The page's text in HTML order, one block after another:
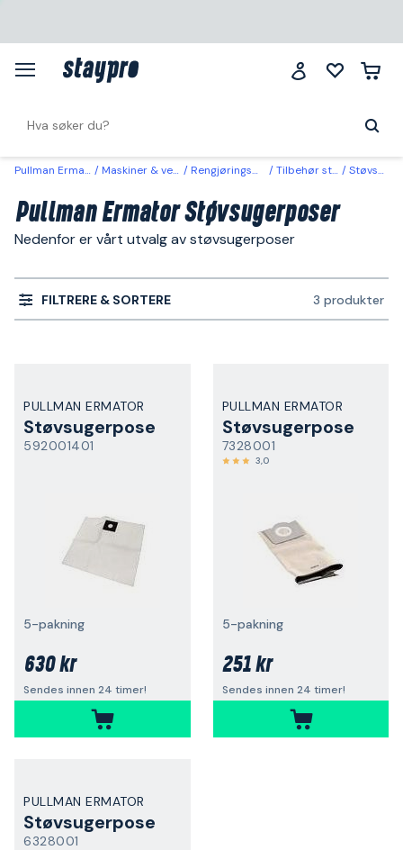
Pullman Ermator Maskiner & verktøy Rengjøringsmaskiner Tilbehør støvsugere Støvsugerposer
Pullman Ermator Støvsugerposer
Nedenfor er vårt utvalg av støvsugerposer
FILTRERE & SORTERE 3 produkter
PULLMAN ERMATOR
Støvsugerpose
592001401
5-pakning
630 kr
Sendes innen 24 timer!
PULLMAN ERMATOR
Støvsugerpose
7328001
3,0
5-pakning
251 kr
Sendes innen 24 timer!
PULLMAN ERMATOR
Støvsugerpose
6328001